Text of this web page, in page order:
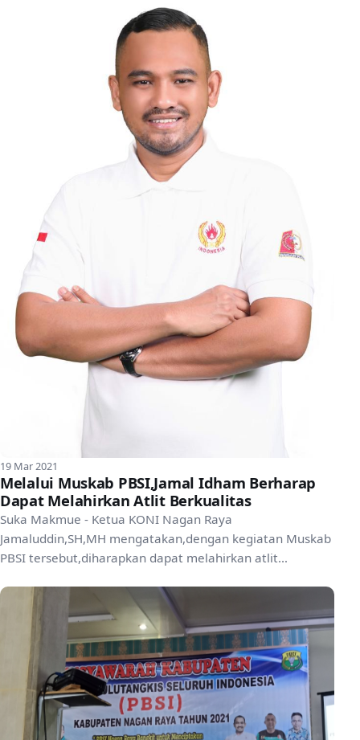
19 Mar 2021
Melalui Muskab PBSI,Jamal Idham Berharap
Dapat Melahirkan Atlit Berkualitas
Suka Makmue - Ketua KONI Nagan Raya
Jamaluddin,SH,MH mengatakan,dengan kegiatan Muskab
PBSI tersebut,diharapkan dapat melahirkan atlit